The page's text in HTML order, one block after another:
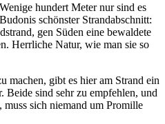
hundert Meter nur sind es
schönster Strandabschnitt:
gen Süden eine bewaldete
Herrliche Natur, wie man sie so
machen, gibt es hier am Strand ein
Beide sind sehr zu empfehlen, und
sich niemand um Promille